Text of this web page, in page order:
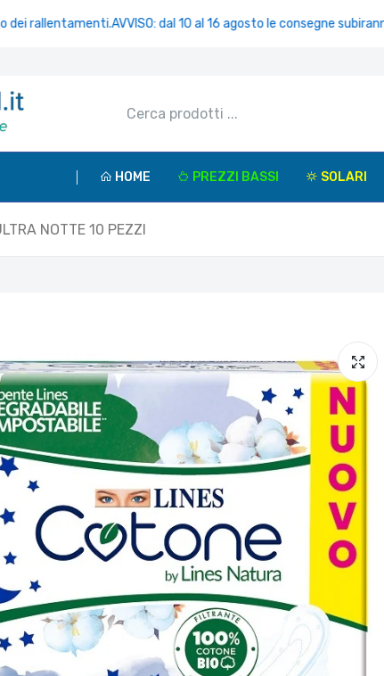
AVVISO: dal 10 al 16 agosto le consegne subiranno
HOME PREZZI BASSI SOLARI
NOTTE 10 PEZZI